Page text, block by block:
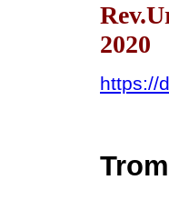
2020
https://